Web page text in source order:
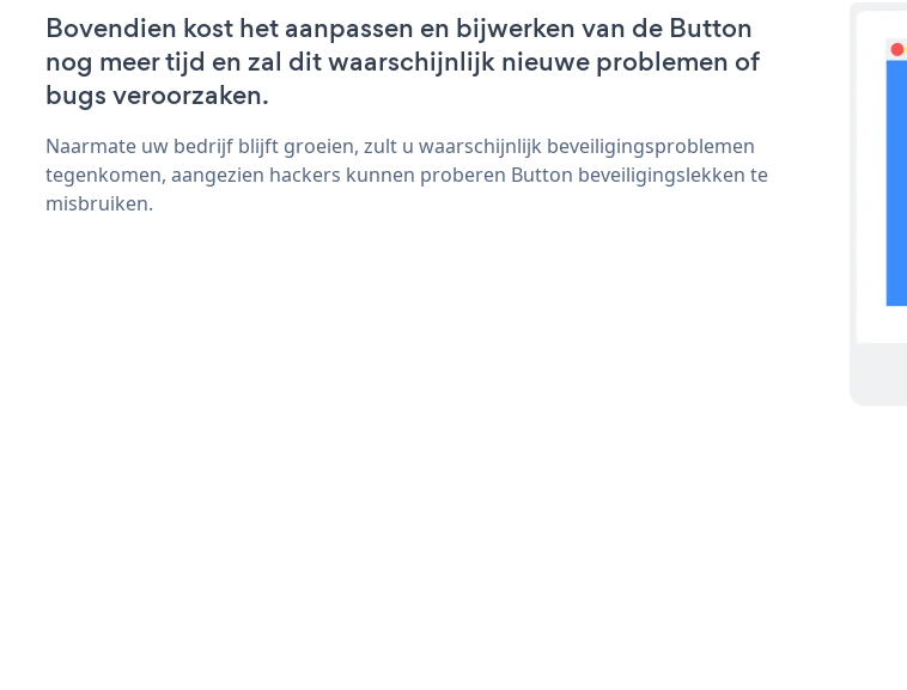
Bovendien kost het aanpassen en bijwerken van de Button
nog meer tijd en zal dit waarschijnlijk nieuwe problemen of
bugs veroorzaken.
Naarmate uw bedrijf blijft groeien, zult u waarschijnlijk beveiligingsproblemen
tegenkomen, aangezien hackers kunnen proberen Button beveiligingslekken te
misbruiken.